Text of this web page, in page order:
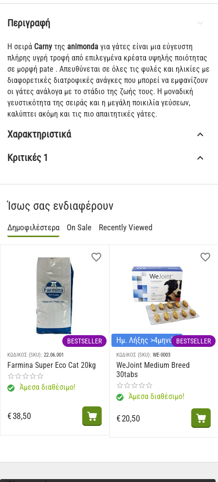
Περιγραφή
Η σειρά Carny της animonda για γάτες είναι μια εύγευστη
πλήρης υγρή τροφή από επιλεγμένα κρέατα υψηλής ποιότητας
σε μορφή pate . Απευθύνεται σε όλες τις φυλές και ηλικίες με
διαφορετικές διατροφικές ανάγκες που μπορεί να εμφανίζουν
οι γάτες ανάλογα με το στάδιο της ζωής τους. Η μοναδική
γευστικότητα της σειράς και η μεγάλη ποικιλία γεύσεων,
καλύπτει ακόμη και τις πιο απαιτητικές γάτες.
Χαρακτηριστικά
Κριτικές 1
Ίσως σας ενδιαφέρουν
Δημοφιλέστερα On Sale Recently Viewed
BESTSELLER
ΚΩΔΙΚΟΣ (SKU): 22.06.001
Farmina Super Eco Cat 20kg
Άμεσα διαθέσιμο!
€38,50
Ημ. Λήξης >4μηνώνBESTSELLER
ΚΩΔΙΚΟΣ (SKU): WE-0003
WeJoint Medium Breed
30tabs
Άμεσα διαθέσιμο!
€20,50